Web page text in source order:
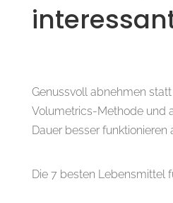
Genussvoll abnehmen
Volumetrics-Methode und
Dauer besser funktionieren
Die 7 besten Lebensmittel